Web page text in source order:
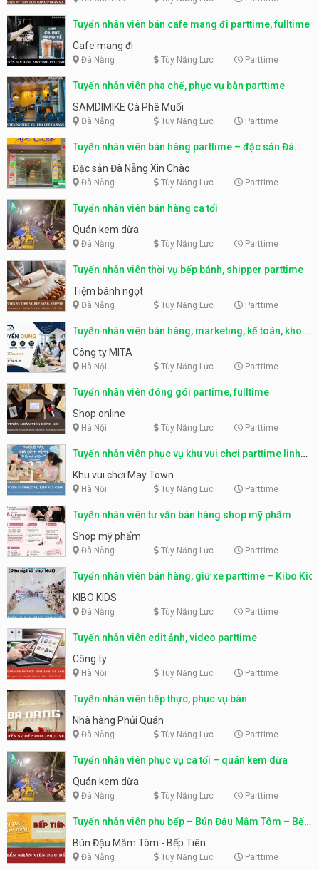
Tuyển nhân viên bán cafe mang đi parttime, fulltime
Cafe mang đi
Đà Nẵng Tùy Năng Lực Parttime
Tuyển nhân viên pha chế, phục vụ bàn parttime
SAMDIMIKE Cà Phê Muối
Đà Nẵng Tùy Năng Lực Parttime
Tuyển nhân viên bán hàng parttime – đặc sản Đà
Nẵng
Đặc sản Đà Nẵng Xin Chào
Đà Nẵng Tùy Năng Lực Parttime
Tuyển nhân viên bán hàng ca tối
Quán kem dừa
Đà Nẵng Tùy Năng Lực Parttime
Tuyển nhân viên thời vụ bếp bánh, shipper parttime
Tiệm bánh ngọt
Đà Nẵng Tùy Năng Lực Parttime
Tuyển nhân viên bán hàng, marketing, kế toán, kho –
parttime, fulltime
Công ty MITA
Hà Nội Tùy Năng Lực Parttime
Tuyển nhân viên đóng gói partime, fulltime
Shop online
Hà Nội Tùy Năng Lực Parttime
Tuyển nhân viên phục vụ khu vui chơi parttime linh
động
Khu vui chơi May Town
Hà Nội Tùy Năng Lực Parttime
Tuyển nhân viên tư vấn bán hàng shop mỹ phẩm
Shop mỹ phẩm
Đà Nẵng Tùy Năng Lực Parttime
Tuyển nhân viên bán hàng, giữ xe parttime – Kibo Kid
KIBO KIDS
Đà Nẵng Tùy Năng Lực Parttime
Tuyển nhân viên edit ảnh, video parttime
Công ty
Hà Nội Tùy Năng Lực Parttime
Tuyển nhân viên tiếp thực, phục vụ bàn
Nhà hàng Phủi Quán
Đà Nẵng Tùy Năng Lực Parttime
Tuyển nhân viên phục vụ ca tối – quán kem dừa
Quán kem dừa
Đà Nẵng Tùy Năng Lực Parttime
Tuyển nhân viên phụ bếp – Bún Đậu Mắm Tôm – Bếp
Tiên
Bún Đậu Mắm Tôm - Bếp Tiên
Đà Nẵng Tùy Năng Lực Parttime